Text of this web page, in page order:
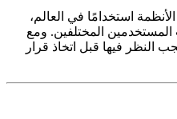
استخدامًا في العالم،
المستخدمين المختلفين. ومع
النظر فيها قبل اتخاذ قرار